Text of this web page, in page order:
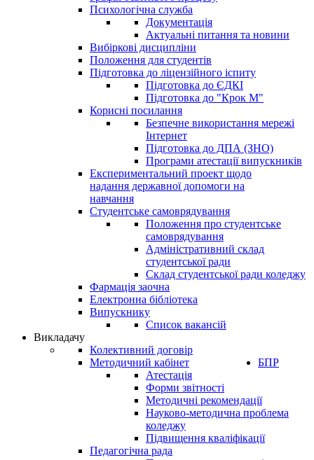
Психологічна служба
Документація
Актуальні питання та новини
Вибіркові дисципліни
Положення для студентів
Підготовка до ліцензійного іспиту
Підготовка до ЄДКІ
Підготовка до "Крок М"
Корисні посилання
Безпечне використання мережі
Інтернет
Підготовка до ДПА (ЗНО)
Програми атестації випускників
Експериментальний проект щодо
надання державної допомоги на
навчання
Студентське самоврядування
Положення про студентське
самоврядування
Адміністративний склад
студентської ради
Склад студентської ради коледжу
Фармація заочна
Електронна бібліотека
Випускнику
Список вакансій
Викладачу
Колективний договір
Методичний кабінет
Атестація
Форми звітності
Методичні рекомендації
Науково-методична проблема
коледжу
Підвищення кваліфікації
Педагогічна рада
БПР